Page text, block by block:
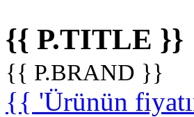
{{ P.TITLE }}
{{ P.BRAND }}
{{ 'Ürünün